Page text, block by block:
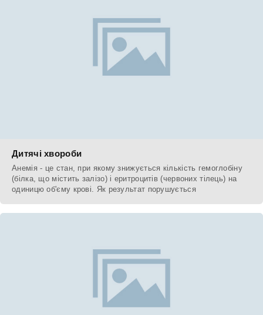
Дитячі хвороби
Анемія - це стан, при якому знижується кількість гемоглобіну
(білка, що містить залізо) і еритроцитів (червоних тілець) на
одиницю об'єму крові. Як результат порушується